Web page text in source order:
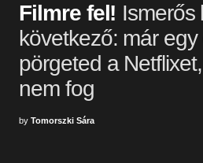
Filmre fel! Ismerős
következő: már egy
pörgeted a
nem fog
by Tomorszki Sára